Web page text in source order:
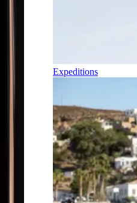
Expeditions